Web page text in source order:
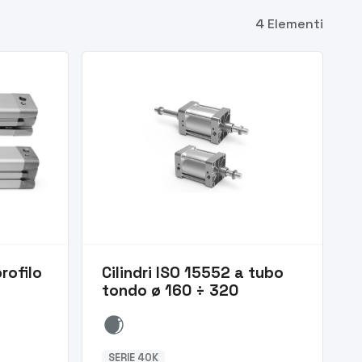
4 Elementi
Cilindri ISO 15552 a tubo
tondo ø 160 ÷ 320
SERIE 40K